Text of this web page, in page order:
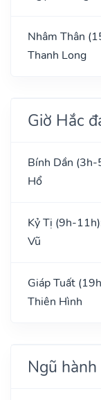
Nhâm Thân
Thanh Long
Giờ Hắc
Bính Dần (3h-
Hổ
Kỷ Tị (9h-
Vũ
Giáp Tuất
Thiên Hình
Ngũ